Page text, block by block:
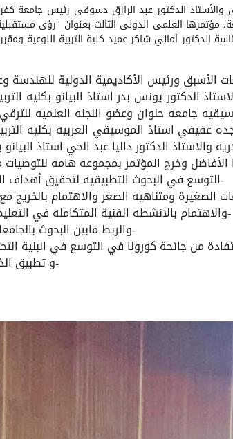
والأستاذ الدكتور عبد الرازق دسوقي رئيس
مؤتمرها العلمي الدولي الثالث بعنوان "رؤى
"، بأحد فنادق الغردقة في الفترة ما بين 1 و4 ديسمبر برئاسة الدكتور أماني شاكر
الأسبق ورئيس الأكاديمية الدولية للهندسة
الدكتور يونس بدر استاذ البيانو بكليه
جامعه حلوان وعضو اللجنه العلميه
عفيفي استاذ الموسيقي العربيه بكليه
والاستاذ الدكتور داليا عبد الحي استاذ
وخرج المؤتمر بمجموعه هامه للتوصيات
-التوسع في البحوث التطبيقيه لتحقيق أهداف
الصغيرة ومتناهيه الصغر والاهتمام بالخريج
-والاهتمام بالانشطه الفنية المتكامله في
-والربط مابين البحوث
من جائحة كورونا في التوسع في البنية
-و تطبيق